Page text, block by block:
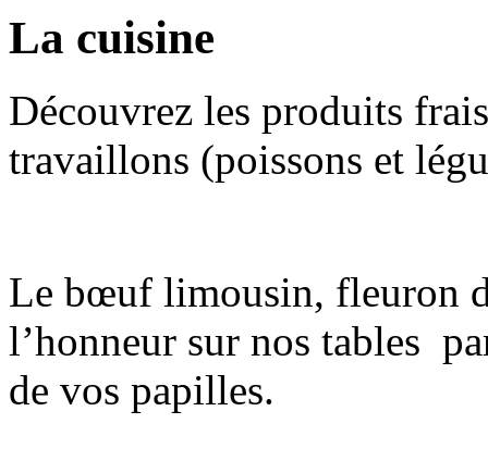
La cuisine
Découvrez les produits
travaillons (poissons et
Le bœuf limousin, fleuron
l’honneur sur nos tables
de vos papilles.